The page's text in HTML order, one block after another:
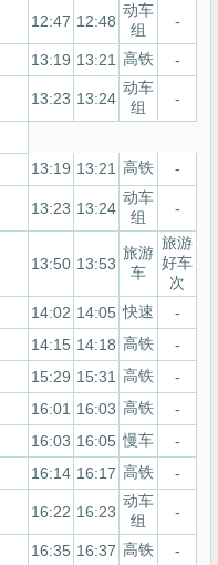
12:47 12:48
动车
组
-
13:19 13:21 高铁 -
13:23 13:24
动车
组
-
13:19 13:21 高铁 -
13:23 13:24
动车
组
-
13:50 13:53
旅游
车
旅游
好车
次
14:02 14:05 快速
-
14:15 14:18 高铁
-
15:29 15:31 高铁
-
16:01 16:03 高铁
-
16:03 16:05 慢车
-
16:14 16:17 高铁 -
16:22 16:23
动车
组
-
16:35 16:37 高铁 -